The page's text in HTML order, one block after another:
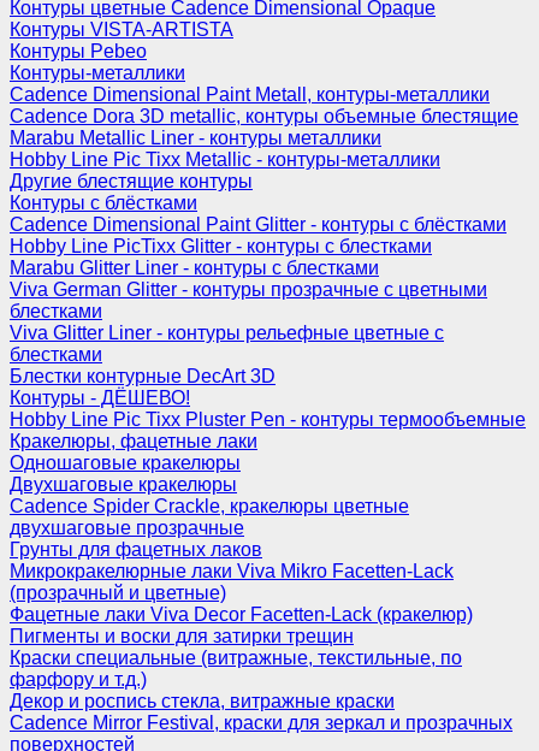
Контуры цветные Cadence Dimensional Opaque
Контуры VISTA-ARTISTA
Контуры Pebeo
Контуры-металлики
Cadence Dimensional Paint Metall, контуры-металлики
Cadence Dora 3D metallic, контуры объемные блестящие
Marabu Metallic Liner - контуры металлики
Hobby Line Pic Tixx Metallic - контуры-металлики
Другие блестящие контуры
Контуры с блёстками
Cadence Dimensional Paint Glitter - контуры с блёстками
Hobby Line PicTixx Glitter - контуры с блестками
Marabu Glitter Liner - контуры с блестками
Viva German Glitter - контуры прозрачные с цветными
блестками
Viva Glitter Liner - контуры рельефные цветные с
блестками
Блестки контурные DecArt 3D
Контуры - ДЁШЕВО!
Hobby Line Pic Tixx Pluster Pen - контуры термообъемные
Кракелюры, фацетные лаки
Одношаговые кракелюры
Двухшаговые кракелюры
Cadence Spider Crackle, кракелюры цветные
двухшаговые прозрачные
Грунты для фацетных лаков
Микрокракелюрные лаки Viva Mikro Facetten-Lack
(прозрачный и цветные)
Фацетные лаки Viva Decor Facetten-Lack (кракелюр)
Пигменты и воски для затирки трещин
Краски специальные (витражные, текстильные, по
фарфору и т.д.)
Декор и роспись стекла, витражные краски
Cadence Mirror Festival, краски для зеркал и прозрачных
поверхностей